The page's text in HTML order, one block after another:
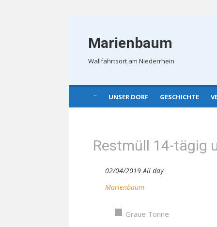
Marienbaum
Wallfahrtsort am Niederrhein
UNSER DORF GESCHICHTE
Restmüll 14-tägig
02/04/2019 All day
Marienbaum
Graue Tonne